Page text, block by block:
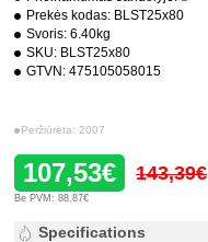
Prekės kodas: BLST25x80
Svoris: 6.40kg
SKU: BLST25x80
GTVN: 475105058015
Peržiūrėta: 2007
107,53€ 143,39€
Be PVM: 88,87€
Specifications